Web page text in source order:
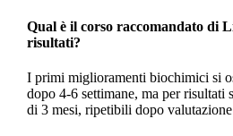
Qual è il corso raccomandato di
risultati?
I primi miglioramenti biochimici si
dopo 4-6 settimane, ma per
di 3 mesi, ripetibili dopo